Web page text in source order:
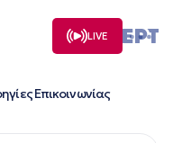
LIVE
Επικοινωνίας